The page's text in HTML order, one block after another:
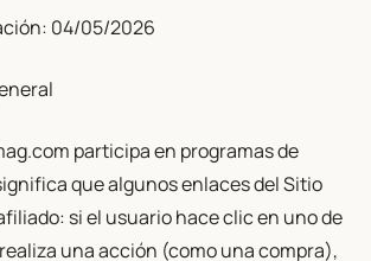
04/05/2026
participa en programas de
que algunos enlaces del Sitio
si el usuario hace clic en uno de
una acción (como una compra),